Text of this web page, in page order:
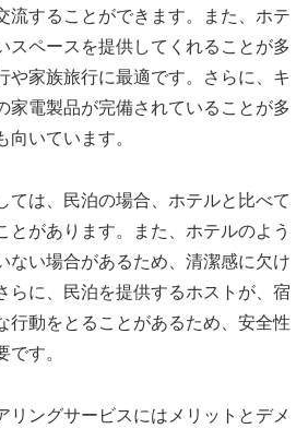
流することができます。また、ホテ
スペースを提供してくれることが多
や家族旅行に最適です。さらに、キ
家電製品が完備されていることが多
向いています。
ては、民泊の場合、ホテルと比べて
とがあります。また、ホテルのよう
ない場合があるため、清潔感に欠け
らに、民泊を提供するホストが、宿
行動をとることがあるため、安全性
です。
リングサービスにはメリットとデメ